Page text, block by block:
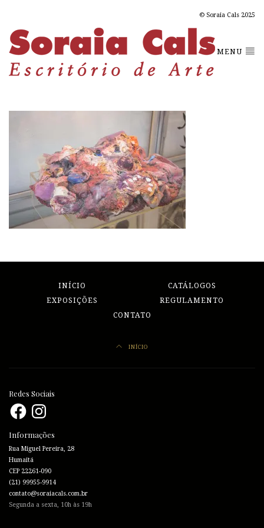
© Soraia Cals 2025
MENU
INÍCIO
CATÁLOGOS
EXPOSIÇÕES
REGULAMENTO
CONTATO
INÍCIO
Redes Sociais
FacebookInstagram
Informações
Rua Miguel Pereira, 28
Humaitá
CEP 22261-090
(21) 99955-9914
contato@soraiacals.com.br
Segunda a sexta, 10h às 19h